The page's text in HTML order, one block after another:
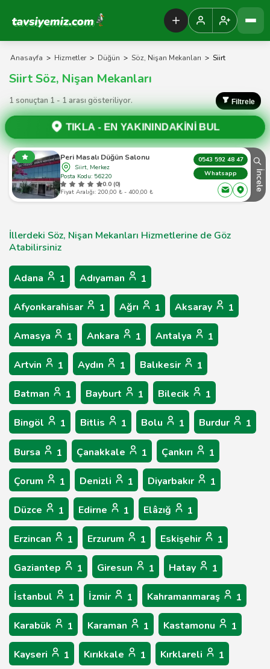
Tavsiyemiz Anasayfa
Anasayfa > Hizmetler > Düğün > Söz, Nişan Mekanları > Siirt
Siirt Söz, Nişan Mekanları
1 sonuçtan 1 - 1 arası gösteriliyor. Filtrele
TIKLA -EN YAKININDAKİNİ BUL
Peri Masalı Düğün Salonu
Siirt, Merkez
Posta Kodu: 56220
0.0 (0)
Fiyat Aralığı: 200,00 ₺ - 400,00 ₺
0543 592 48 47
Whatsapp
İncele
İllerdeki Söz, Nişan Mekanları Hizmetlerine de Göz
Atabilirsiniz
Adana 1 Adıyaman 1
Afyonkarahisar 1 Ağrı 1 Aksaray 1
Amasya 1 Ankara 1 Antalya 1
Artvin 1 Aydın 1 Balıkesir 1
Batman 1 Bayburt 1 Bilecik 1
Bingöl 1 Bitlis 1 Bolu 1 Burdur 1
Bursa 1 Çanakkale 1 Çankırı 1
Çorum 1 Denizli 1 Diyarbakır 1
Düzce 1 Edirne 1 Elâzığ 1
Erzincan 1 Erzurum 1 Eskişehir 1
Gaziantep 1 Giresun 1 Hatay 1
İstanbul 1 İzmir 1 Kahramanmaraş 1
Karabük 1 Karaman 1 Kastamonu 1
Kayseri 1 Kırıkkale 1 Kırklareli 1